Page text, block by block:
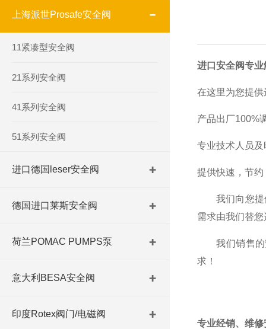
上海派世Prosafe安全阀
11紧凑型安全阀
21系列安全阀
41系列安全阀
51系列安全阀
进口德国leser安全阀
德国进口莱斯安全阀
荷兰POMAC PUMPS泵
意大利BESA安全阀
印度Rotex阀门/电磁阀
进口安全阀专
在这里为您提
产品出厂100%
专业技术人员
提供快速，节
我们向您提供
需求由我们替
我们销售的安
求！
专业经销、维